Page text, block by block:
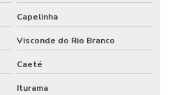
Capelinha
Visconde do Rio Branco
Caeté
Iturama